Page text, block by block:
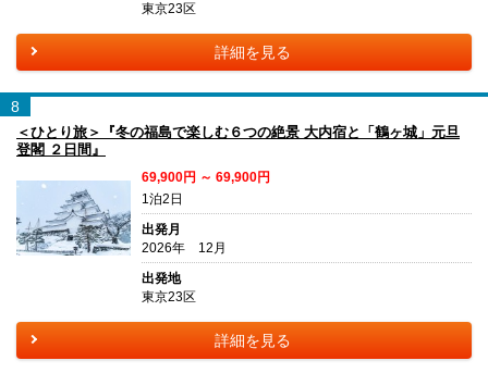
東京23区
詳細を見る
8
＜ひとり旅＞『冬の福島で楽しむ６つの絶景 大内宿と「鶴ヶ城」元旦
登閣 ２日間』
69,900円 ～ 69,900円
1泊2日
出発月
2026年 12月
出発地
東京23区
詳細を見る